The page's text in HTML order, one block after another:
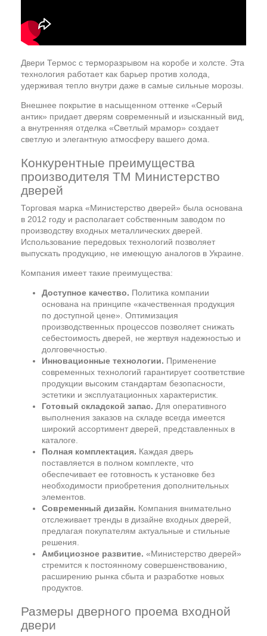
Двери Термос с терморазрывом на коробе и холсте. Эта
технология работает как барьер против холода,
удерживая тепло внутри даже в самые сильные морозы.
Внешнее покрытие в насыщенном оттенке «Серый
антик» придает дверям современный и изысканный вид,
а внутренняя отделка «Светлый мрамор» создает
светлую и элегантную атмосферу вашего дома.
Конкурентные преимущества
производителя ТМ Министерство
дверей
Торговая марка «Министерство дверей» была основана
в 2012 году и располагает собственным заводом по
производству входных металлических дверей.
Использование передовых технологий позволяет
выпускать продукцию, не имеющую аналогов в Украине.
Компания имеет такие преимущества:
Доступное качество. Политика компании
основана на принципе «качественная продукция
по доступной цене». Оптимизация
производственных процессов позволяет снижать
себестоимость дверей, не жертвуя надежностью и
долговечностью.
Инновационные технологии. Применение
современных технологий гарантирует соответствие
продукции высоким стандартам безопасности,
эстетики и эксплуатационных характеристик.
Готовый складской запас. Для оперативного
выполнения заказов на складе всегда имеется
широкий ассортимент дверей, представленных в
каталоге.
Полная комплектация. Каждая дверь
поставляется в полном комплекте, что
обеспечивает ее готовность к установке без
необходимости приобретения дополнительных
элементов.
Современный дизайн. Компания внимательно
отслеживает тренды в дизайне входных дверей,
предлагая покупателям актуальные и стильные
решения.
Амбициозное развитие. «Министерство дверей»
стремится к постоянному совершенствованию,
расширению рынка сбыта и разработке новых
продуктов.
Размеры дверного проема входной
двери